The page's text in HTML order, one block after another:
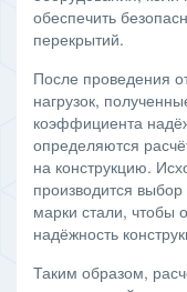
обеспечить
перекрытий.
После проведения
нагрузок,
коэффициента
определяются
на конструкцию.
производится
марки стали, чтобы
надёжность
Таким образом,